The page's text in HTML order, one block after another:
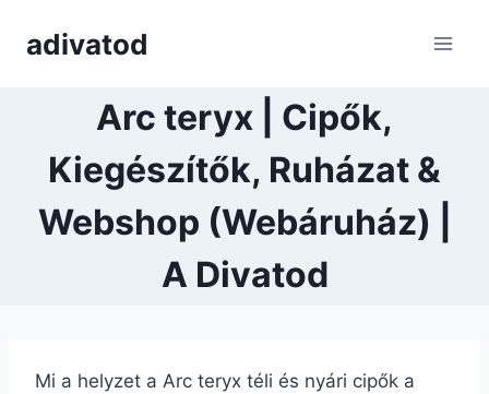
adivatod
Arc teryx | Cipők,
Kiegészítők, Ruházat &
Webshop (Webáruház) |
A Divatod
Mi a helyzet a Arc teryx téli és nyári cipők a